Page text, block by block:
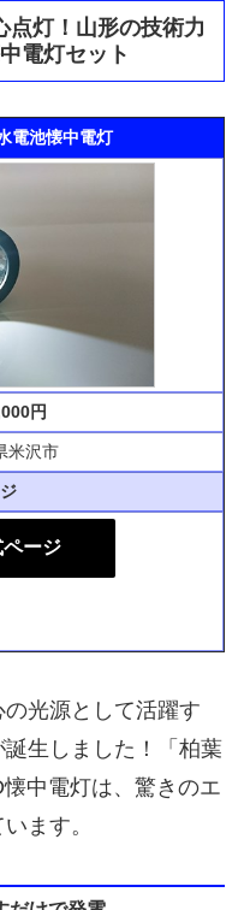
点灯！山形の技術力
電灯セット
電池懐中電灯
円
米沢市
ージ
光源として活躍す
生しました！「柏葉
中電灯は、驚きのエ
ます。